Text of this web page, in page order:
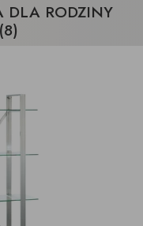
DLA RODZINY
(8)